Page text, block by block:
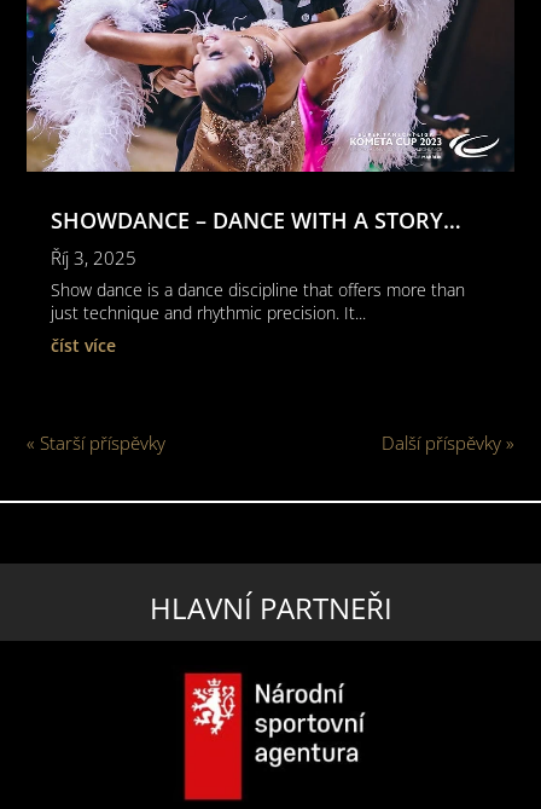
SHOWDANCE – DANCE WITH A STORY…
Říj 3, 2025
Show dance is a dance discipline that offers more than
just technique and rhythmic precision. It...
číst více
« Starší příspěvky Další příspěvky »
HLAVNÍ PARTNEŘI